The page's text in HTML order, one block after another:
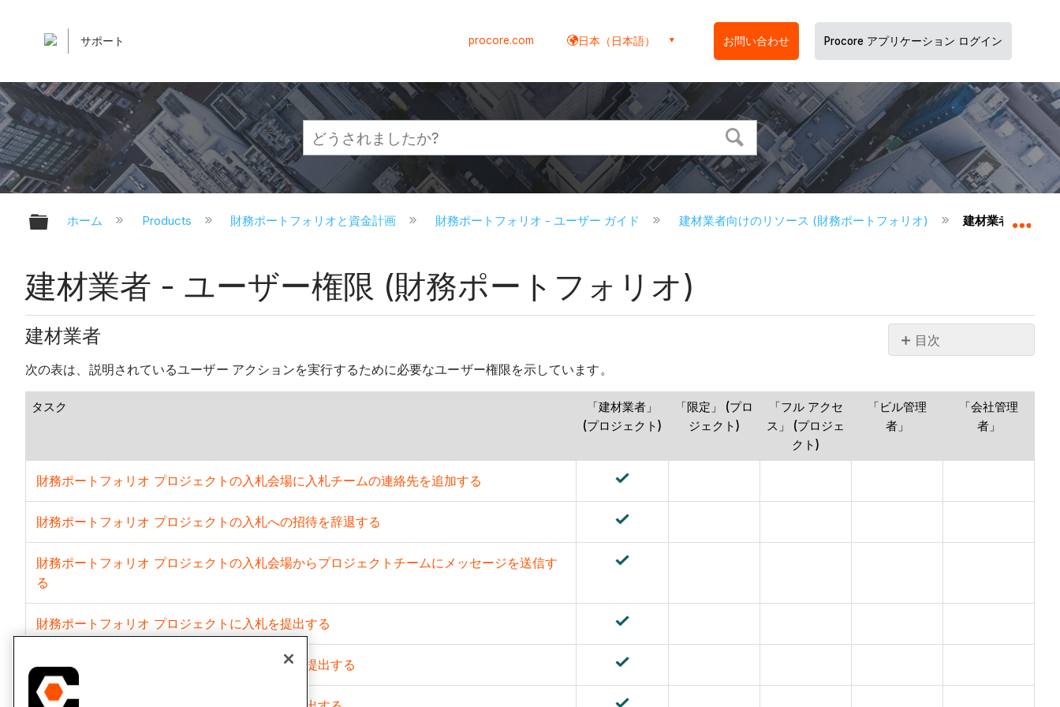
サポート procore.com 日本（日本語） お問い合わせ Procore アプリケーション ログイン
グローバル階層を展開/折りたたむ
ホーム Products 財務ポートフォリオと資金計画 財務ポートフォリオ - ユーザー ガイド 建材業者向けのリソース (財務ポートフォリオ) 建材業者 - ユー
建材業者 - ユーザー権限 (財務ポートフォリオ)
目次
業
建材業者
次の表は、説明されているユーザー アクションを実行するために必要なユーザー権限を示しています。
タスク
「建材業者」
(プロジェクト)
「限定」 (プロ
ジェクト)
「フル アクセ
ス」 (プロジェ
クト)
「ビル管理
者」
「会社管理
者」
財務ポートフォリオ プロジェクトの入札会場に入札チームの連絡先を追加する
財務ポートフォリオ プロジェクトの入札への招待を辞退する
財務ポートフォリオ プロジェクトの入札会場からプロジェクトチームにメッセージを送信す
る
財務ポートフォリオ プロジェクトに入札を提出する
財務ポートフォリオ プロジェクトに変更指示を提出する